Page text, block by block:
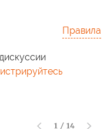
Правила
1 / 14